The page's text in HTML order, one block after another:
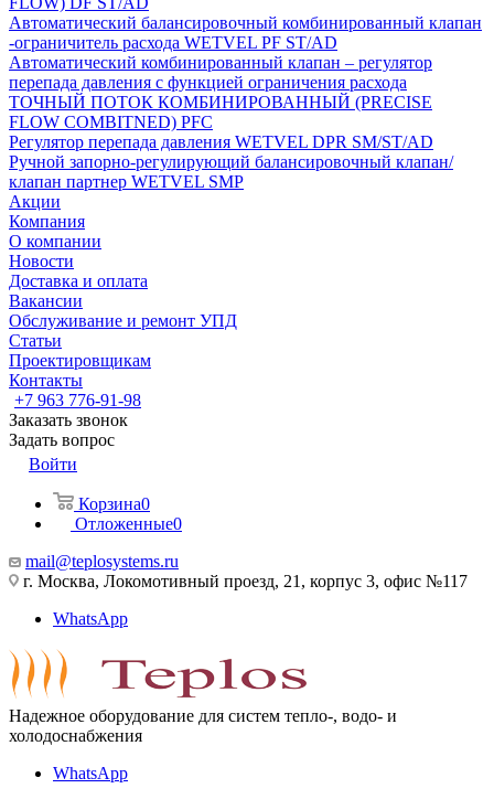
Автоматический балансировочный комбинированный клапан
-ограничитель расхода WETVEL PF ST/AD
Автоматический комбинированный клапан – регулятор
перепада давления с функцией ограничения расхода
ТОЧНЫЙ ПОТОК КОМБИНИРОВАННЫЙ (PRECISE
FLOW COMBIТNED) PFC
Регулятор перепада давления WETVEL DPR SM/ST/AD
Ручной запорно-регулирующий балансировочный клапан/
клапан партнер WETVEL SMP
Акции
Компания
О компании
Новости
Доставка и оплата
Вакансии
Обслуживание и ремонт УПД
Статьи
Проектировщикам
Контакты
+7 963 776-91-98
Заказать звонок
Задать вопрос
Войти
Корзина0
Отложенные0
mail@teplosystems.ru
г. Москва, Локомотивный проезд, 21, корпус 3, офис №117
WhatsApp
Надежное оборудование для систем тепло-, водо- и
холодоснабжения
WhatsApp